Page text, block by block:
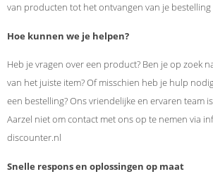
van producten tot het ontvangen van je bestelling
Hoe kunnen we je helpen?
Heb je vragen over een product? Ben je op zoek
van het juiste item? Of misschien heb je hulp
een bestelling? Ons vriendelijke en ervaren team
Aarzel niet om contact met ons op te nemen via
discounter.nl
Snelle respons en oplossingen op maat